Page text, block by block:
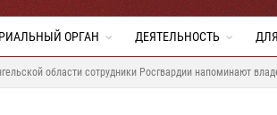
ОРГАН ДЕЯТЕЛЬНОСТЬ
области сотрудники Росгвардии напоминают